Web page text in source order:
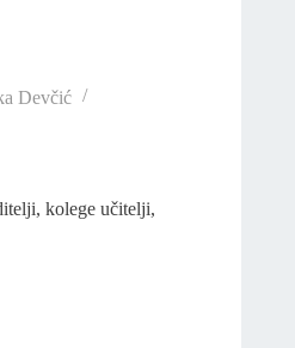
Devčić
kolege učitelji,